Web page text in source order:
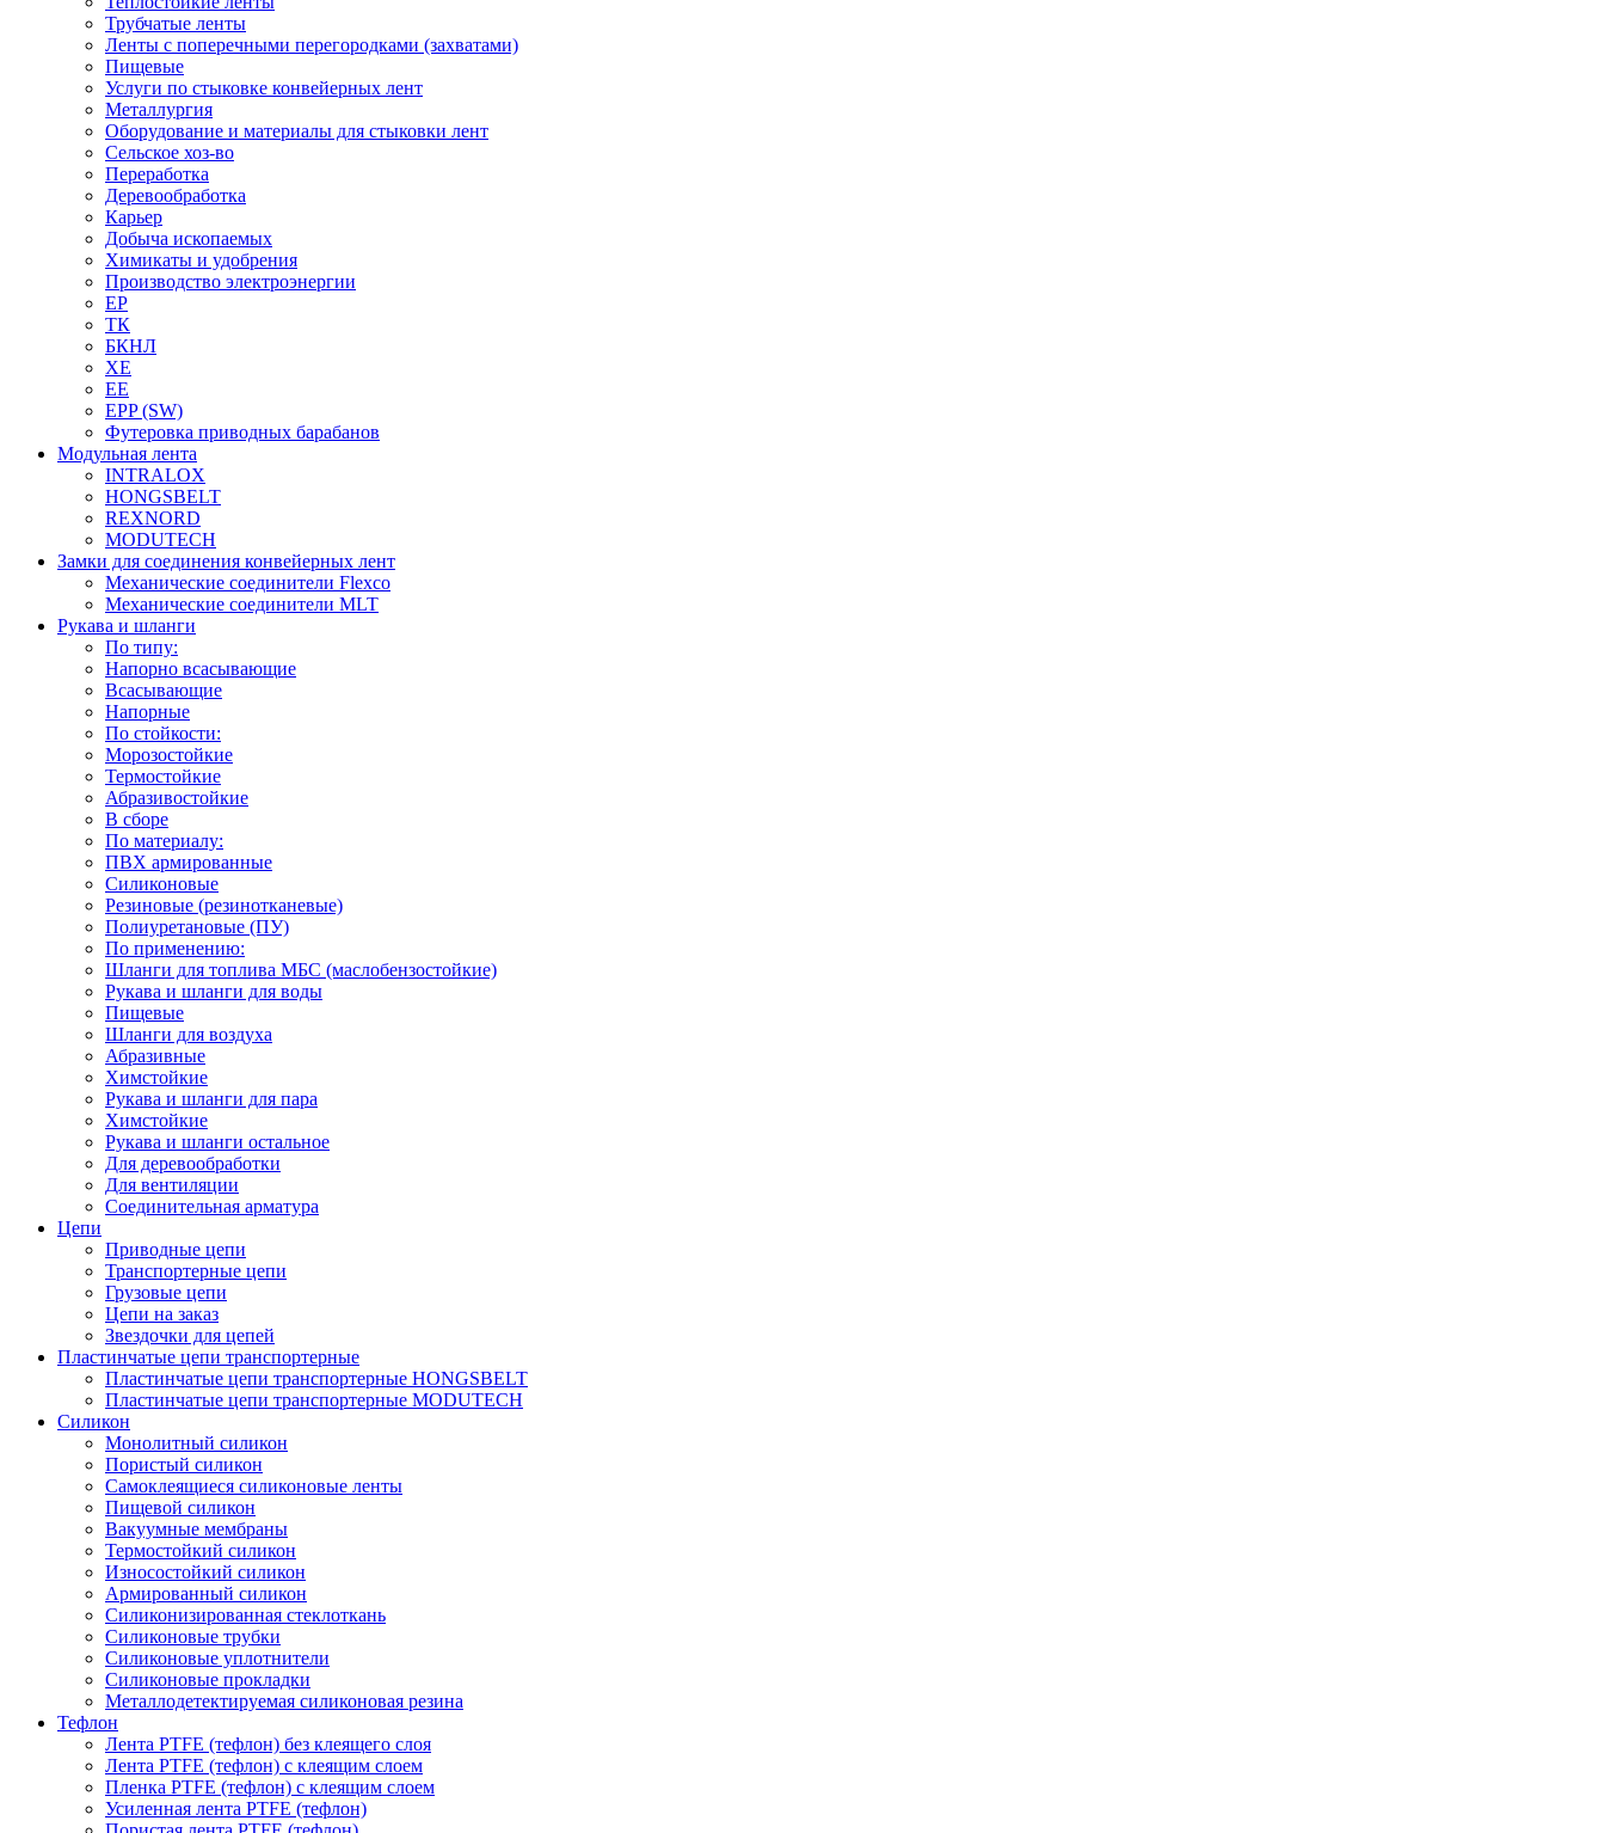
Трубчатые ленты
Ленты с поперечными перегородками (захватами)
Пищевые
Услуги по стыковке конвейерных лент
Металлургия
Оборудование и материалы для стыковки лент
Сельское хоз-во
Переработка
Деревообработка
Карьер
Добыча ископаемых
Химикаты и удобрения
Производство электроэнергии
EP
ТК
БКНЛ
XE
EE
EPP (SW)
Футеровка приводных барабанов
Модульная лента
INTRALOX
HONGSBELT
REXNORD
MODUTECH
Замки для соединения конвейерных лент
Механические соединители Flexco
Механические соединители MLT
Рукава и шланги
По типу:
Напорно всасывающие
Всасывающие
Напорные
По стойкости:
Морозостойкие
Термостойкие
Абразивостойкие
В сборе
По материалу:
ПВХ армированные
Силиконовые
Резиновые (резинотканевые)
Полиуретановые (ПУ)
По применению:
Шланги для топлива МБС (маслобензостойкие)
Рукава и шланги для воды
Пищевые
Шланги для воздуха
Абразивные
Химстойкие
Рукава и шланги для пара
Химстойкие
Рукава и шланги остальное
Для деревообработки
Для вентиляции
Соединительная арматура
Цепи
Приводные цепи
Транспортерные цепи
Грузовые цепи
Цепи на заказ
Звездочки для цепей
Пластинчатые цепи транспортерные
Пластинчатые цепи транспортерные HONGSBELT
Пластинчатые цепи транспортерные MODUTECH
Силикон
Монолитный силикон
Пористый силикон
Самоклеящиеся силиконовые ленты
Пищевой силикон
Вакуумные мембраны
Термостойкий силикон
Износостойкий силикон
Армированный силикон
Силиконизированная стеклоткань
Силиконовые трубки
Силиконовые уплотнители
Силиконовые прокладки
Металлодетектируемая силиконовая резина
Тефлон
Лента PTFE (тефлон) без клеящего слоя
Лента PTFE (тефлон) с клеящим слоем
Пленка PTFE (тефлон) с клеящим слоем
Усиленная лента PTFE (тефлон)